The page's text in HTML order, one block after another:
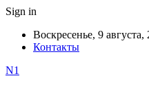
Sign in
Воскресенье, 9 августа,
Контакты
N1